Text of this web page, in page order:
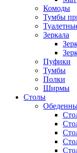
Комоды
Тумбы
Зеркала
Пуфики
Тумбы
Полки
Ширмы
Столы